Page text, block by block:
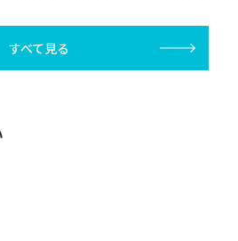
すべて見る